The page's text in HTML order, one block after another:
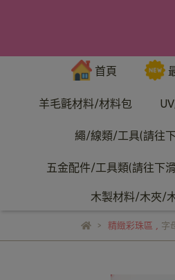
首頁
羊毛氈材料/材料包
繩/線類/工具(請往
五金配件/工具類(請往下
木製材料/木夾/
精緻彩珠區 , 字